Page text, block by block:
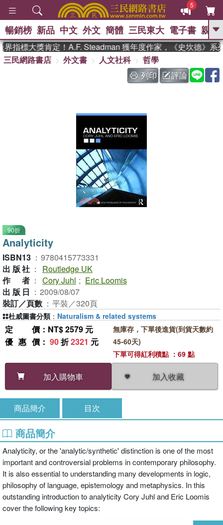
5
GO
熱搜： 東野圭吾 、
、 如果歷史是一群喵 、 暑期
國際布克獎 臺灣漫遊錄 、 方
暢銷榜 新品 中文 外文 簡體 三民東大 電子書 親子
指標大獎肯定！A.F. Steadman 獲年度作家，《史坎德》系
三民網路書店
外文書 人文社科
哲學
列印
評論
90折
Analyticity
ISBN13 ： 9780415773331
出版社 ：
Routledge UK
作者 ： Cory Juhl ; Eric Loomis
出版日 ： 2009/08/07
裝訂／頁數 ： 平裝／320頁
定價 ：NT$ 2579 元
優惠價 ： 90折2321 元
加入購物車 加入收藏
無庫存，下單後進貨(到貨天數約
45-60天)
下單可得紅利積點 ：69 點
杜威圖書分類 ： Naturalism & related systems
商品簡介 目次
商品簡介
Analyticity, or the 'analytic/synthetic' distinction is one of the most
important and controversial problems in contemporary philosophy.
It is also essential to understanding many developments in logic,
philosophy of language, epistemology and metaphysics. In this
outstanding introduction to analyticity Cory Juhl and Eric Loomis
cover the following key topics: